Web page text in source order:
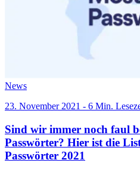
News
23. November 2021 - 6 Min.
Sind wir immer noch faul
Passwörter? Hier ist die
Passwörter 2021